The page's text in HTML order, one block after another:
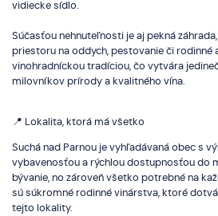
vidiecke sídlo.
Súčasťou nehnuteľnosti je aj pekná
priestoru na oddych, pestovanie či rodinné
vinohradníckou tradíciou, čo vytvára
milovníkov prírody a kvalitného vína.
📍 Lokalita, ktorá má všetko
Suchá nad Parnou je vyhľadávaná obec s
vybavenosťou a rýchlou dostupnosťou do
bývanie, no zároveň všetko potrebné na
sú súkromné rodinné vinárstva, ktoré
tejto lokality.